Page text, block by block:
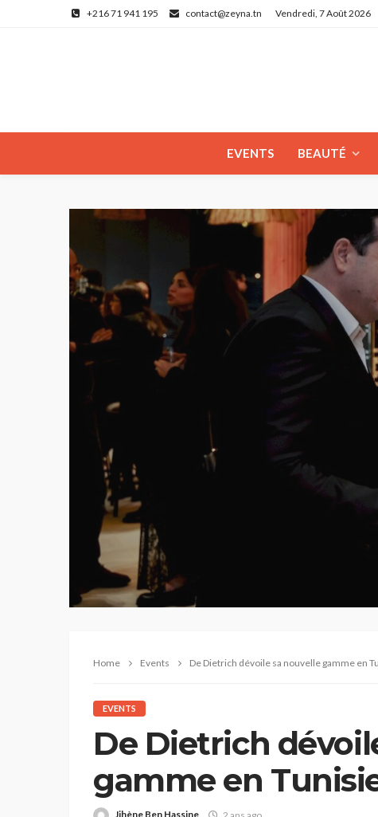
+216 71 941 195 contact@zeyna.tn Vendredi, 7 Août 2026
EVENTS BEAUTÉ
Home Events De Dietrich dévoile sa nouvelle gamme en
EVENTS
De Dietrich
gamme en
Jihène Ben Hassine